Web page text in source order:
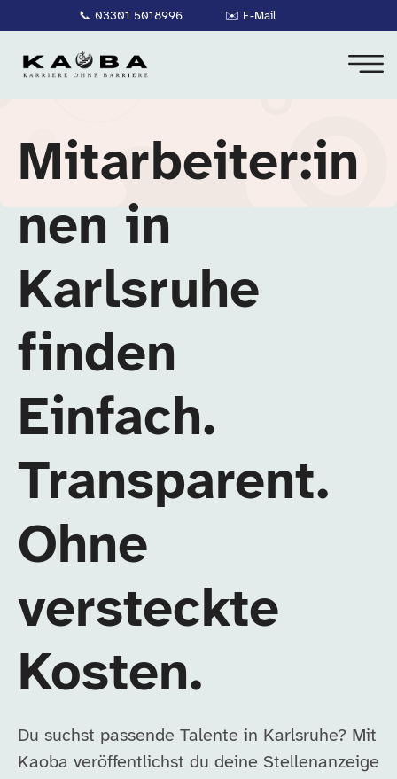
📞 03301 5018996 ✉️ E-Mail
Mitarbeiter:in
nen in
Karlsruhe
finden
Einfach.
Transparent.
Ohne
versteckte
Kosten.
Du suchst passende Talente in Karlsruhe? Mit
Kaoba veröffentlichst du deine Stellenanzeige